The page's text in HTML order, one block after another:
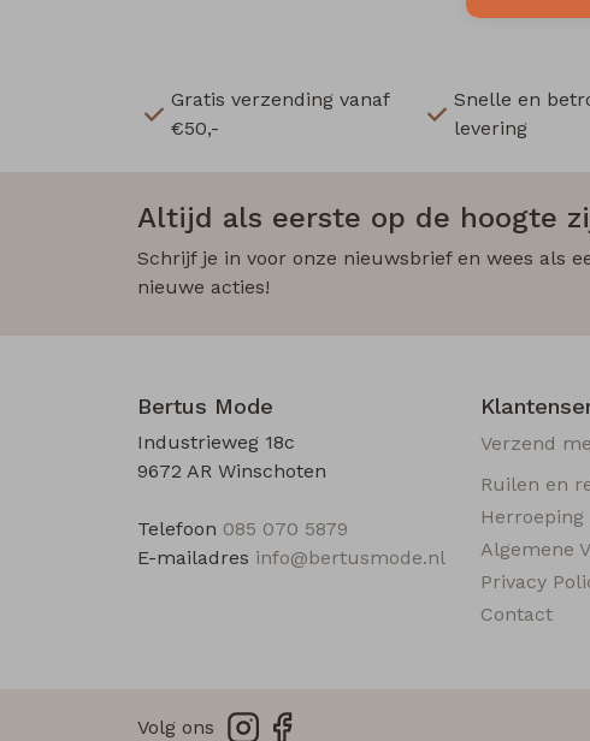
Gratis verzending vanaf
€50,-
Snelle en
levering
Altijd als eerste op de hoogte
Schrijf je in voor onze nieuwsbrief en wees als
nieuwe acties!
Bertus Mode
Industrieweg 18c
9672 AR Winschoten
Telefoon 085 070 5879
E-mailadres info@bertusmode.nl
Verzend
Ruilen en
Herroeping
Algemene
Privacy
Contact
Volg ons